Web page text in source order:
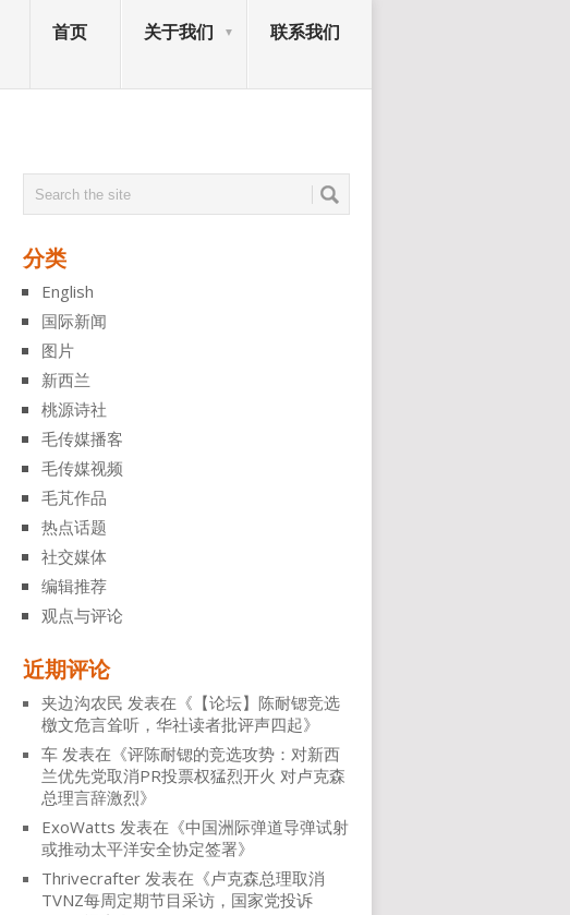
首页 关于我们 联系我们
分类
English
国际新闻
图片
新西兰
桃源诗社
毛传媒播客
毛传媒视频
毛芃作品
热点话题
社交媒体
编辑推荐
观点与评论
近期评论
夹边沟农民 发表在《 【论坛】陈耐锶竞选
檄文危言耸听，华社读者批评声四起》
车 发表在《评陈耐锶的竞选攻势：对新西
兰优先党取消PR投票权猛烈开火 对卢克森
总理言辞激烈》
ExoWatts 发表在《中国洲际弹道导弹试射
或推动太平洋安全协定签署》
Thrivecrafter 发表在《卢克森总理取消
TVNZ每周定期节目采访，国家党投诉